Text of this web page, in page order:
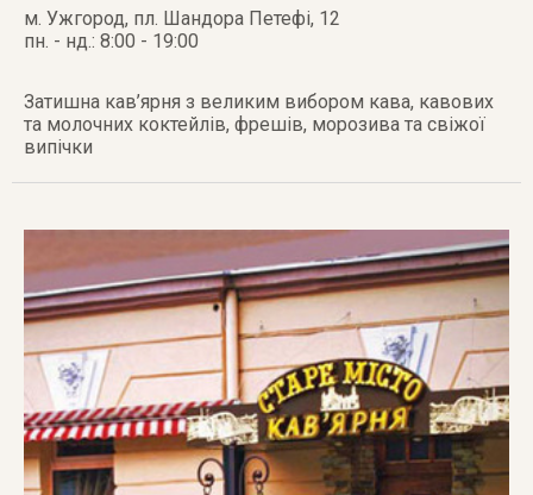
м. Ужгород, пл. Шандора Петефі, 12
пн. - нд.: 8:00 - 19:00
Затишна кав’ярня з великим вибором кава, кавових
та молочних коктейлів, фрешів, морозива та свіжої
випічки